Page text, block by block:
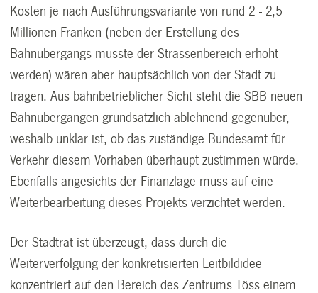
Kosten je nach Ausführungsvariante von rund 2 - 2,5
Millionen Franken (neben der Erstellung des
Bahnübergangs müsste der Strassenbereich erhöht
werden) wären aber hauptsächlich von der Stadt zu
tragen. Aus bahnbetrieblicher Sicht steht die SBB neuen
Bahnübergängen grundsätzlich ablehnend gegenüber,
weshalb unklar ist, ob das zuständige Bundesamt für
Verkehr diesem Vorhaben überhaupt zustimmen würde.
Ebenfalls angesichts der Finanzlage muss auf eine
Weiterbearbeitung dieses Projekts verzichtet werden.
Der Stadtrat ist überzeugt, dass durch die
Weiterverfolgung der konkretisierten Leitbildidee
konzentriert auf den Bereich des Zentrums Töss einem